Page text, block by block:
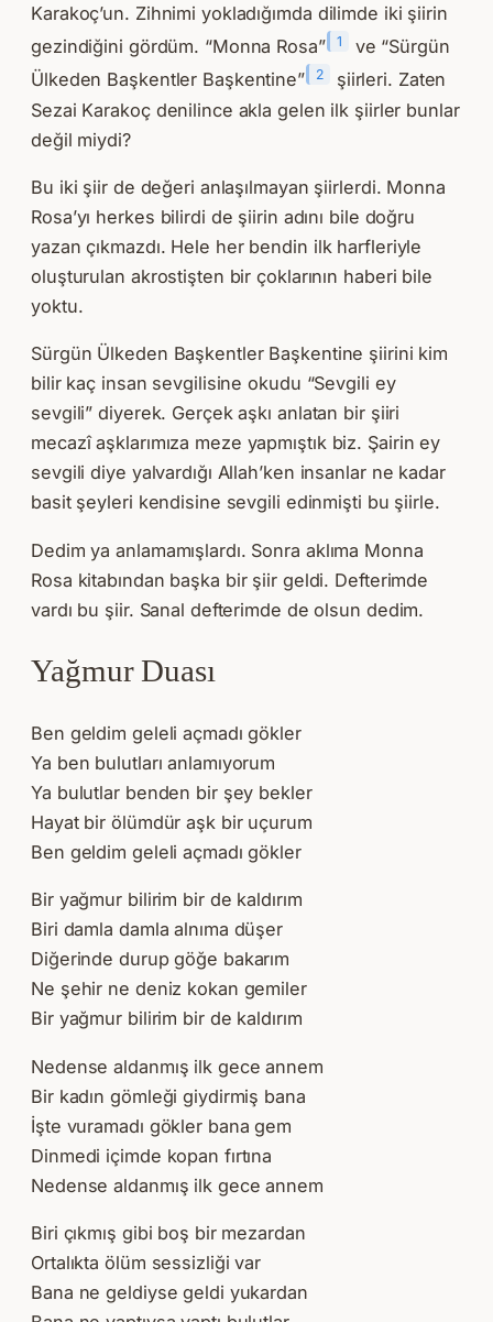
Karakoç’un. Zihnimi yokladığımda dilimde iki şiirin
gezindiğini gördüm. “Monna Rosa”
1
ve “Sürgün
Ülkeden Başkentler Başkentine”
2
şiirleri. Zaten
Sezai Karakoç denilince akla gelen ilk şiirler bunlar
değil miydi?
Bu iki şiir de değeri anlaşılmayan şiirlerdi. Monna
Rosa’yı herkes bilirdi de şiirin adını bile doğru
yazan çıkmazdı. Hele her bendin ilk harfleriyle
oluşturulan akrostişten bir çoklarının haberi bile
yoktu.
Sürgün Ülkeden Başkentler Başkentine şiirini kim
bilir kaç insan sevgilisine okudu “Sevgili ey
sevgili” diyerek. Gerçek aşkı anlatan bir şiiri
mecazî aşklarımıza meze yapmıştık biz. Şairin ey
sevgili diye yalvardığı Allah’ken insanlar ne kadar
basit şeyleri kendisine sevgili edinmişti bu şiirle.
Dedim ya anlamamışlardı. Sonra aklıma Monna
Rosa kitabından başka bir şiir geldi. Defterimde
vardı bu şiir. Sanal defterimde de olsun dedim.
Yağmur Duası
Ben geldim geleli açmadı gökler
Ya ben bulutları anlamıyorum
Ya bulutlar benden bir şey bekler
Hayat bir ölümdür aşk bir uçurum
Ben geldim geleli açmadı gökler
Bir yağmur bilirim bir de kaldırım
Biri damla damla alnıma düşer
Diğerinde durup göğe bakarım
Ne şehir ne deniz kokan gemiler
Bir yağmur bilirim bir de kaldırım
Nedense aldanmış ilk gece annem
Bir kadın gömleği giydirmiş bana
İşte vuramadı gökler bana gem
Dinmedi içimde kopan fırtına
Nedense aldanmış ilk gece annem
Biri çıkmış gibi boş bir mezardan
Ortalıkta ölüm sessizliği var
Bana ne geldiyse geldi yukardan